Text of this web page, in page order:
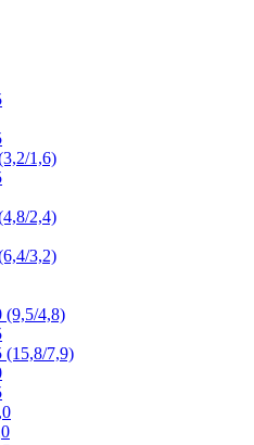
1,6)
2,4)
3,2)
(9,5/4,8)
(15,8/7,9)